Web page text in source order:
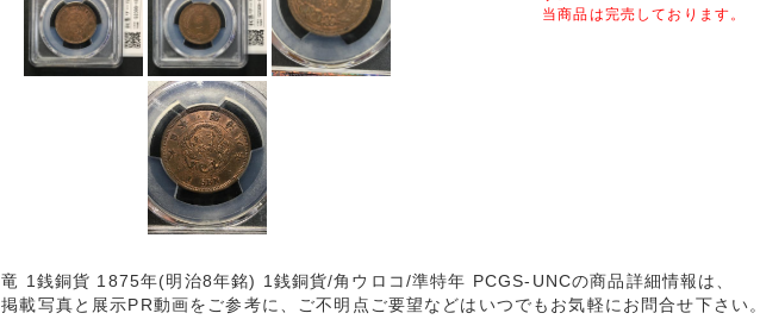
当商品は完売しております。
竜 1銭銅貨 1875年(明治8年銘) 1銭銅貨/角ウロコ/準特年 PCGS-UNCの商品詳細情報は、
掲載写真と展示PR動画をご参考に、ご不明点ご要望などはいつでもお気軽にお問合せ下さい。